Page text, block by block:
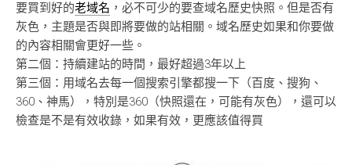
要買到好的老域名 ，必不可少的要查域名歷史快照。但是否有
灰色，主題是否與即將要做的站相關。域名歷史如果和你要做
的內容相關會更好一些。
第二個：持續建站的時間，最好超過3年以上
第三個：用域名去每一個搜索引擎都搜一下（百度、搜狗、
360、神馬），特別是360（快照還在，可能有灰色），還可以
檢查是不是有效收錄，如果有效，更應該值得買